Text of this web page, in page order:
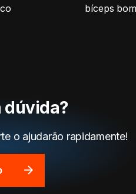
bíceps
dúvida?
o ajudarão rapidamente!